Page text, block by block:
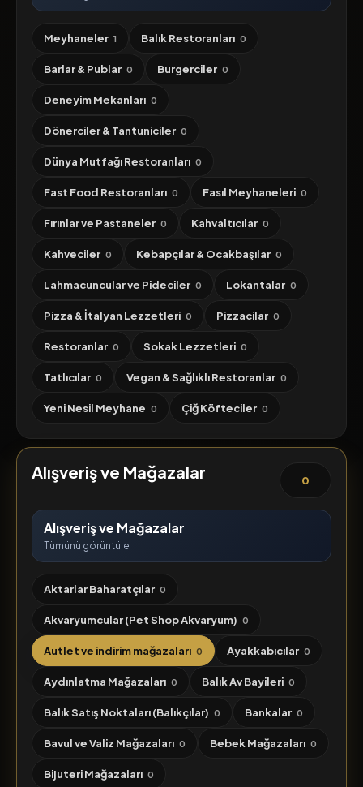
Meyhaneler 1 Balık Restoranları 0
Barlar & Publar 0 Burgerciler 0
Deneyim Mekanları 0
Dönerciler & Tantuniciler 0
Dünya Mutfağı Restoranları 0
Fast Food Restoranları 0 Fasıl Meyhaneleri 0
Fırınlar ve Pastaneler 0 Kahvaltıcılar 0
Kahveciler 0 Kebapçılar & Ocakbaşılar 0
Lahmacuncular ve Pideciler 0 Lokantalar 0
Pizza & İtalyan Lezzetleri 0 Pizzacilar 0
Restoranlar 0 Sokak Lezzetleri 0
Tatlıcılar 0 Vegan & Sağlıklı Restoranlar 0
Yeni Nesil Meyhane 0 Çiğ Köfteciler 0
Alışveriş ve Mağazalar 0
Alışveriş ve Mağazalar
Tümünü görüntüle
Aktarlar Baharatçılar 0
Akvaryumcular (Pet Shop Akvaryum) 0
Autlet ve indirim mağazaları 0 Ayakkabıcılar 0
Aydınlatma Mağazaları 0 Balık Av Bayileri 0
Balık Satış Noktaları (Balıkçılar) 0 Bankalar 0
Bavul ve Valiz Mağazaları 0 Bebek Mağazaları 0
Bijuteri Mağazaları 0